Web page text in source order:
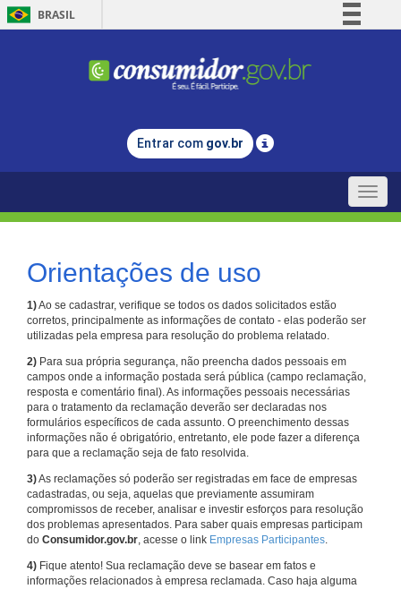
BRASIL
Comunica BR
Legislação
Entrar com gov.br
Toggle
Orientações de uso
1)Ao se cadastrar, verifique se todos os dados solicitados estão
corretos, principalmente as informações de contato - elas poderão ser
utilizadas pela empresa para resolução do problema relatado.
2) Para sua própria segurança, não preencha dados pessoais em
campos onde a informação postada será pública (campo reclamação,
resposta e comentário final). As informações pessoais necessárias
para o tratamento da reclamação deverão ser declaradas nos
formulários específicos de cada assunto. O preenchimento dessas
informações não é obrigatório, entretanto, ele pode fazer a diferença
para que a reclamação seja de fato resolvida.
3)As reclamações só poderão ser registradas em face de empresas
cadastradas, ou seja, aquelas que previamente assumiram
compromissos de receber, analisar e investir esforços para resolução
dos problemas apresentados. Para saber quais empresas participam
do Consumidor.gov.br, acesse o link Empresas Participantes.
4) Fique atento! Sua reclamação deve se basear em fatos e
informações relacionados à empresa reclamada. Caso haja alguma